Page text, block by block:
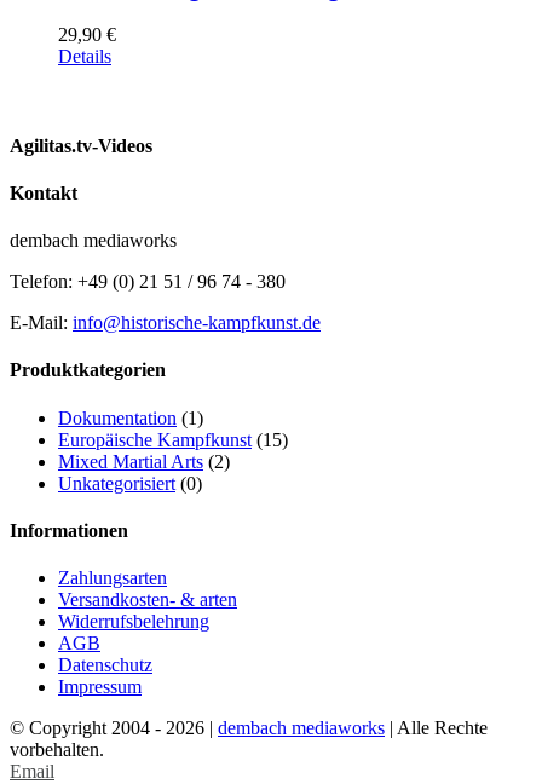
29,90 €
Details
Agilitas.tv-Videos
Kontakt
dembach mediaworks
Telefon: +49 (0) 21 51 / 96 74 - 380
E-Mail: info@historische-kampfkunst.de
Produktkategorien
Dokumentation (1)
Europäische Kampfkunst (15)
Mixed Martial Arts (2)
Unkategorisiert (0)
Informationen
Zahlungsarten
Versandkosten- & arten
Widerrufsbelehrung
AGB
Datenschutz
Impressum
© Copyright 2004 - 2026 | dembach mediaworks | Alle Rechte
vorbehalten.
Email